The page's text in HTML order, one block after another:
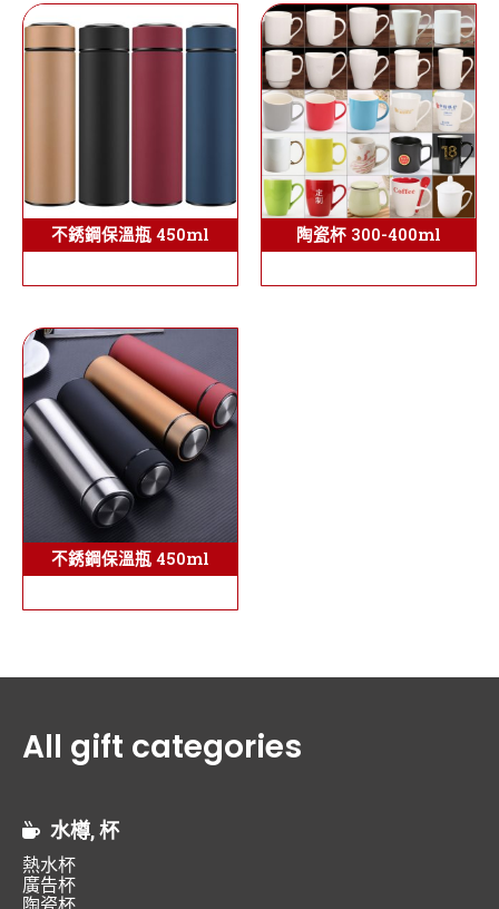
不銹鋼保溫瓶 450ml 陶瓷杯 300-400ml
不銹鋼保溫瓶 450ml
All gift categories
水樽, 杯
熱水杯
廣告杯
陶瓷杯